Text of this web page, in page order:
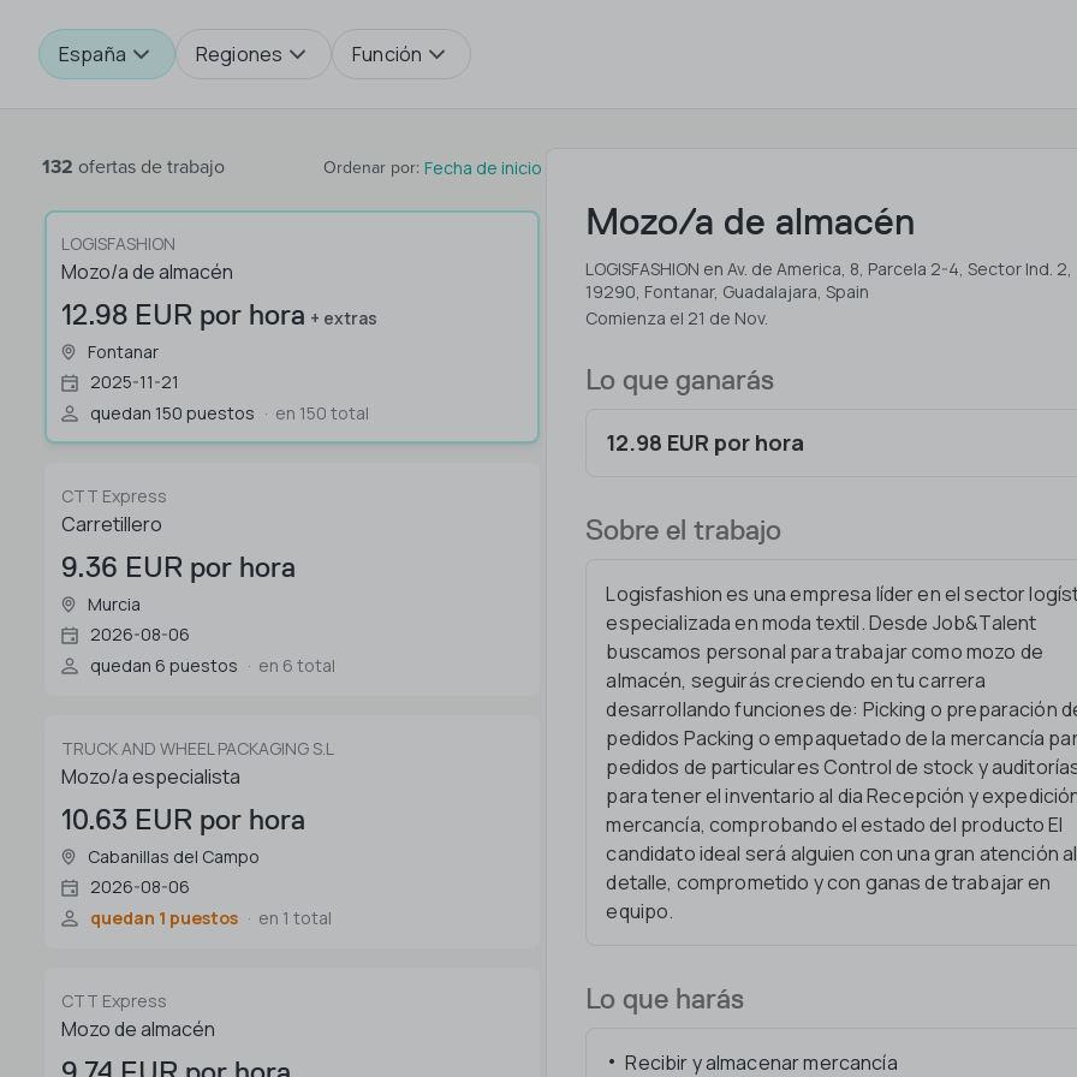
España Regiones Función
132 ofertas de trabajo Ordenar por: Fecha de inicio
LOGISFASHION
Mozo/a de almacén
12.98 EUR por hora + extras
Fontanar
2025-11-21
quedan 150 puestos
en 150 total
CTT Express
Carretillero
9.36 EUR por hora
Murcia
2026-08-06
quedan 6 puestos
en 6 total
TRUCK AND WHEEL PACKAGING S.L
Mozo/a especialista
10.63 EUR por hora
Cabanillas del Campo
2026-08-06
quedan 1 puestos
en 1 total
CTT Express
Mozo de almacén
Mozo/a de almacén
LOGISFASHION en Av. de America, 8, Parcela 2-4, Sector Ind. 2,
19290, Fontanar, Guadalajara, Spain
Comienza el 21 de Nov.
Lo que ganarás
12.98 EUR por hora
Sobre el trabajo
Logisfashion es una empresa líder en el sector
especializada en moda textil. Desde Job&Talent
buscamos personal para trabajar como mozo de
almacén, seguirás creciendo en tu carrera
desarrollando funciones de: Picking o preparación
pedidos Packing o empaquetado de la mercancía
pedidos de particulares Control de stock y
para tener el inventario al dia Recepción y
mercancía, comprobando el estado del producto El
candidato ideal será alguien con una gran atención al
detalle, comprometido y con ganas de trabajar en
equipo.
Lo que harás
Recibir y almacenar mercancía